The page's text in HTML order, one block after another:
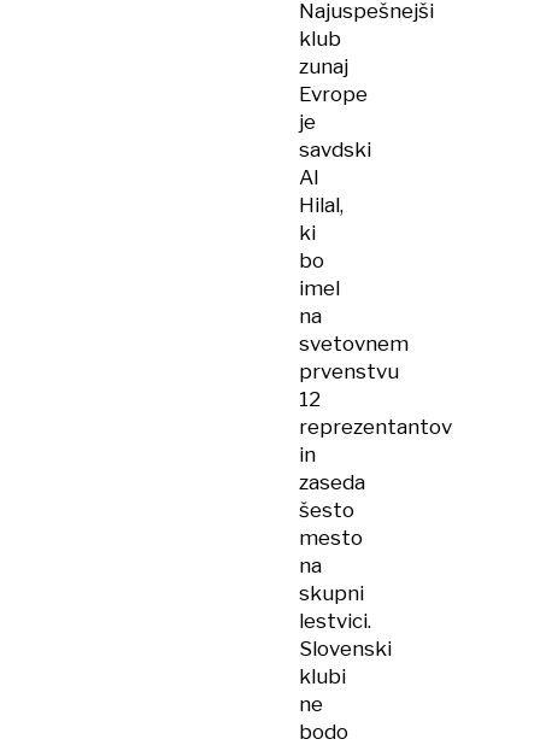
Najuspešnejši
klub
zunaj
Evrope
je
savdski
Al
Hilal,
ki
bo
imel
na
svetovnem
prvenstvu
12
reprezentantov
in
zaseda
šesto
mesto
na
skupni
lestvici.
Slovenski
klubi
ne
bodo